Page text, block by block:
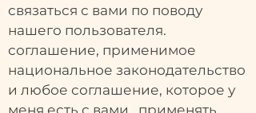
связаться с вами по поводу
нашего пользователя.
соглашение, применимое
национальное законодательство
и любое соглашение, которое у
меня есть с вами, применять.